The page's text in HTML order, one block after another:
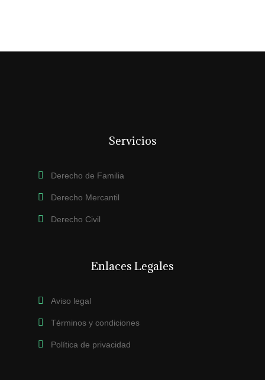
Servicios
Derecho de Familia
Derecho Mercantil
Derecho Civil
Enlaces Legales
Aviso legal
Términos y condiciones
Política de privacidad